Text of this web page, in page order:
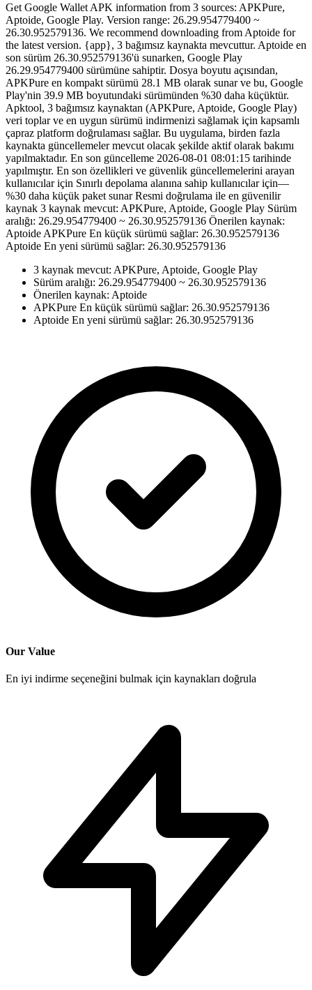
Get Google Wallet APK information from 3 sources: APKPure,
Aptoide, Google Play. Version range: 26.29.954779400 ~
26.30.952579136. We recommend downloading from Aptoide for
the latest version. {app}, 3 bağımsız kaynakta mevcuttur. Aptoide en
son sürüm 26.30.952579136'ü sunarken, Google Play
26.29.954779400 sürümüne sahiptir. Dosya boyutu açısından,
APKPure en kompakt sürümü 28.1 MB olarak sunar ve bu, Google
Play'nin 39.9 MB boyutundaki sürümünden %30 daha küçüktür.
Apktool, 3 bağımsız kaynaktan (APKPure, Aptoide, Google Play)
veri toplar ve en uygun sürümü indirmenizi sağlamak için kapsamlı
çapraz platform doğrulaması sağlar. Bu uygulama, birden fazla
kaynakta güncellemeler mevcut olacak şekilde aktif olarak bakımı
yapılmaktadır. En son güncelleme 2026-08-01 08:01:15 tarihinde
yapılmıştır. En son özellikleri ve güvenlik güncellemelerini arayan
kullanıcılar için Sınırlı depolama alanına sahip kullanıcılar için—
%30 daha küçük paket sunar Resmi doğrulama ile en güvenilir
kaynak 3 kaynak mevcut: APKPure, Aptoide, Google Play Sürüm
aralığı: 26.29.954779400 ~ 26.30.952579136 Önerilen kaynak:
Aptoide APKPure En küçük sürümü sağlar: 26.30.952579136
Aptoide En yeni sürümü sağlar: 26.30.952579136
3 kaynak mevcut: APKPure, Aptoide, Google Play
Sürüm aralığı: 26.29.954779400 ~ 26.30.952579136
Önerilen kaynak: Aptoide
APKPure En küçük sürümü sağlar: 26.30.952579136
Aptoide En yeni sürümü sağlar: 26.30.952579136
Our Value
En iyi indirme seçeneğini bulmak için kaynakları doğrula